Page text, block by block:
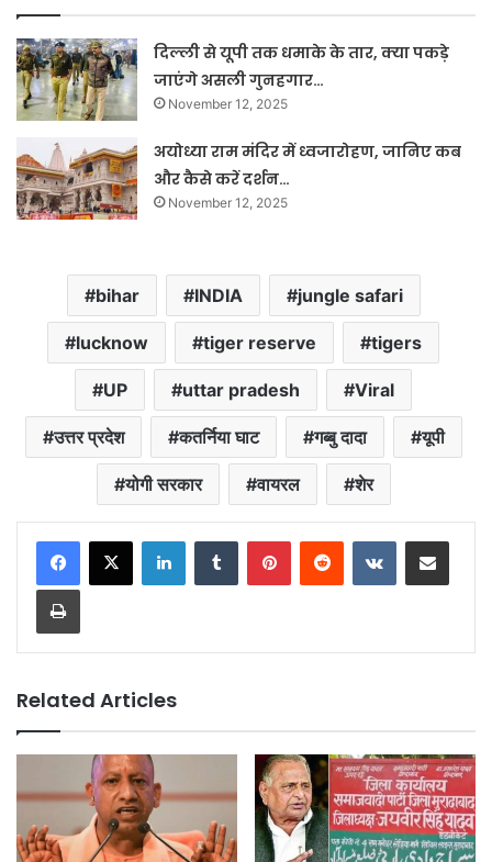
दिल्ली से यूपी तक धमाके के तार, क्या पकड़े
जाएंगे असली गुनहगार…
November 12, 2025
अयोध्या राम मंदिर में ध्वजारोहण, जानिए कब
और कैसे करें दर्शन…
November 12, 2025
bihar INDIA jungle safari
lucknow tiger reserve tigers
UP uttar pradesh Viral
उत्तर प्रदेश कतर्निया घाट गब्बु दादा यूपी
योगी सरकार वायरल शेर
LinkedInTumblr PinterestReddit VKontakteShare via Email
Print
Related Articles